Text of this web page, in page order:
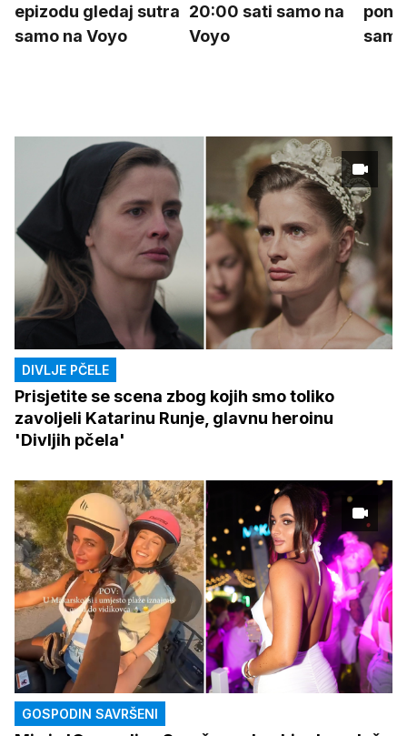
epizodu gledaj sutra
samo na Voyo
20:00 sati samo na
Voyo
DIVLJE PČELE
Prisjetite se scena zbog kojih smo toliko
zavoljeli Katarinu Runje, glavnu heroinu
'Divljih pčela'
GOSPODIN SAVRŠENI